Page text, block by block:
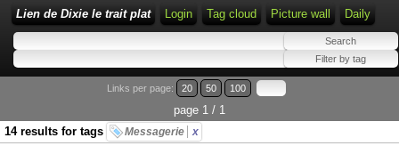
Lien de Dixie le trait plat Login Tag cloud Picture wall Daily
Links per page: 20 50 100
page 1 / 1
14 results for tags
Messagerie x